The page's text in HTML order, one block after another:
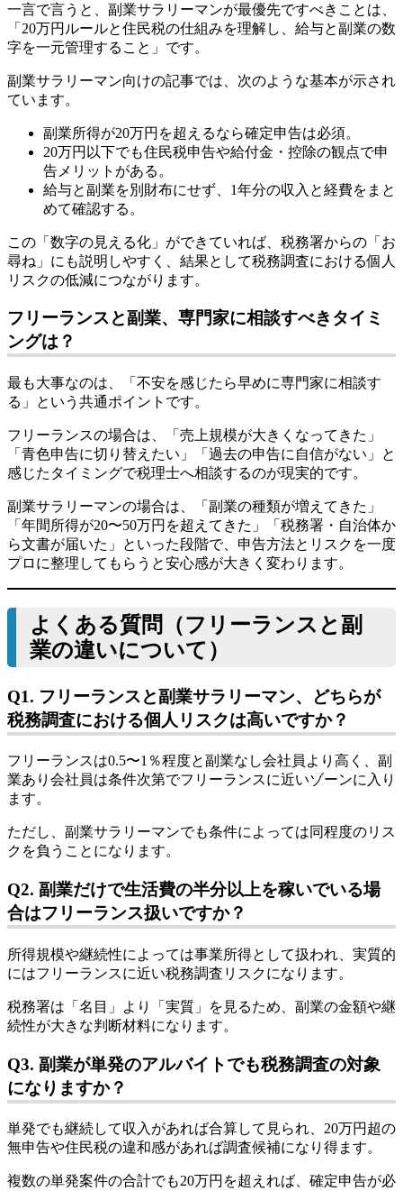
一言で言うと、副業サラリーマンが最優先ですべきことは、
「20万円ルールと住民税の仕組みを理解し、給与と副業の数
字を一元管理すること」です。
副業サラリーマン向けの記事では、次のような基本が示され
ています。
副業所得が20万円を超えるなら確定申告は必須。
20万円以下でも住民税申告や給付金・控除の観点で申
告メリットがある。
給与と副業を別財布にせず、1年分の収入と経費をまと
めて確認する。
この「数字の見える化」ができていれば、税務署からの「お
尋ね」にも説明しやすく、結果として税務調査における個人
リスクの低減につながります。
フリーランスと副業、専門家に相談すべきタイミ
ングは？
最も大事なのは、「不安を感じたら早めに専門家に相談す
る」という共通ポイントです。
フリーランスの場合は、「売上規模が大きくなってきた」
「青色申告に切り替えたい」「過去の申告に自信がない」と
感じたタイミングで税理士へ相談するのが現実的です。
副業サラリーマンの場合は、「副業の種類が増えてきた」
「年間所得が20〜50万円を超えてきた」「税務署・自治体か
ら文書が届いた」といった段階で、申告方法とリスクを一度
プロに整理してもらうと安心感が大きく変わります。
よくある質問（フリーランスと副
業の違いについて）
Q1. フリーランスと副業サラリーマン、どちらが
税務調査における個人リスクは高いですか？
フリーランスは0.5〜1％程度と副業なし会社員より高く、副
業あり会社員は条件次第でフリーランスに近いゾーンに入り
ます。
ただし、副業サラリーマンでも条件によっては同程度のリス
クを負うことになります。
Q2. 副業だけで生活費の半分以上を稼いでいる場
合はフリーランス扱いですか？
所得規模や継続性によっては事業所得として扱われ、実質的
にはフリーランスに近い税務調査リスクになります。
税務署は「名目」より「実質」を見るため、副業の金額や継
続性が大きな判断材料になります。
Q3. 副業が単発のアルバイトでも税務調査の対象
になりますか？
単発でも継続して収入があれば合算して見られ、20万円超の
無申告や住民税の違和感があれば調査候補になり得ます。
複数の単発案件の合計でも20万円を超えれば、確定申告が必